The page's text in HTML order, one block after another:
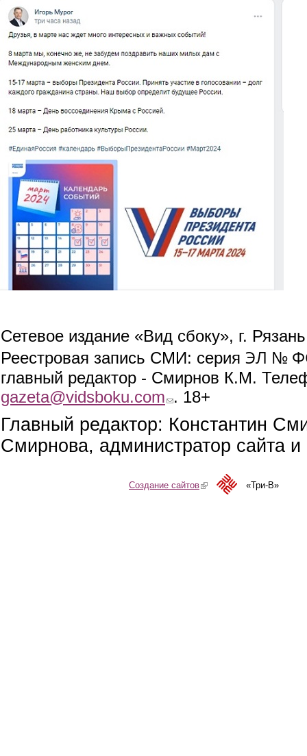
murog.jpg
Сетевое издание «Вид сбоку», г.
Реестровая запись СМИ: серия ЭЛ №
главный редактор - Смирнов К.М.
gazeta@vidsboku.com (link sends e-mail)
. 18+
Главный редактор: Константин
Смирнова, администратор сайта
Создание сайтов(link is external)«Три-В»